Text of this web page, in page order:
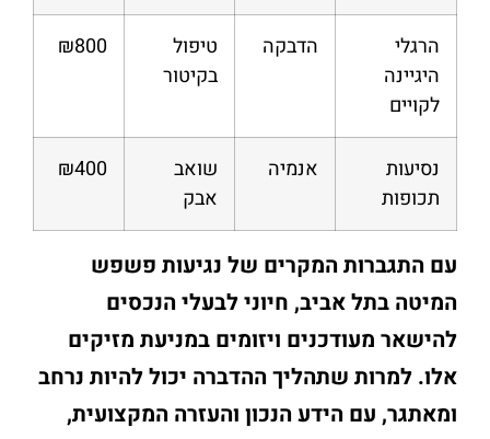
הרגלי
היגיינה
לקויים
הדבקה
טיפול
בקיטור
₪800
נסיעות
תכופות
אנמיה
שואב
אבק
₪400
עם התגברות המקרים של נגיעות פשפש
המיטה בתל אביב, חיוני לבעלי הנכסים
להישאר מעודכנים ויזומים במניעת מזיקים
אלו. למרות שתהליך ההדברה יכול להיות נרחב
ומאתגר, עם הידע הנכון והעזרה המקצועית,